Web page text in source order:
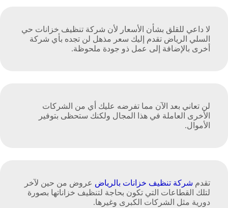
لا داعي للقلق بشأن الأسعار لأن شركة تنظيف خزانات حي
السلي الرياض تقدم إليك سعر مذهل لن تجده بأي شركة
أخرى بالإضافة إلى عمل ذو جودة ملحوظة.
لن تعاني بعد الآن مما تفرضه عليك أي من الشركات
الأخرى العاملة في هذا المجال ولكنك ستحظى بتوفير
الأموال.
تقدم شركة تنظيف خزانات بالرياض عروض من حين لآخر
لتلك القطاعات التي تكون بحاجة لتنظيف خزاناتها بصورة
دورية مثل الشركات الكبرى وغيرها.